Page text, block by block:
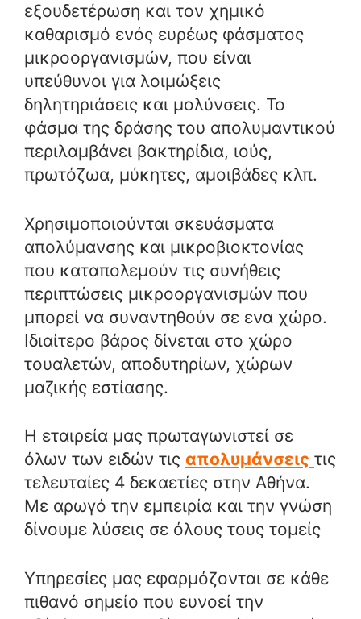
εξουδετέρωση και τον χημικό
καθαρισμό ενός ευρέως φάσματος
μικροοργανισμών, που είναι
υπεύθυνοι για λοιμώξεις
δηλητηριάσεις και μολύνσεις. Το
φάσμα της δράσης του απολυμαντικού
περιλαμβάνει βακτηρίδια, ιούς,
πρωτόζωα, μύκητες, αμοιβάδες κλπ.
Χρησιμοποιούνται σκευάσματα
απολύμανσης και μικροβιοκτονίας
που καταπολεμούν τις συνήθεις
περιπτώσεις μικροοργανισμών που
μπορεί να συναντηθούν σε ενα χώρο.
Ιδιαίτερο βάρος δίνεται στο χώρο
τουαλετών, αποδυτηρίων, χώρων
μαζικής εστίασης.
Η εταιρεία μας πρωταγωνιστεί σε
όλων των ειδών τις απολυμάνσεις τις
τελευταίες 4 δεκαετίες στην Αθήνα.
Με αρωγό την εμπειρία και την γνώση
δίνουμε λύσεις σε όλους τους τομείς
Υπηρεσίες μας εφαρμόζονται σε κάθε
πιθανό σημείο που ευνοεί την